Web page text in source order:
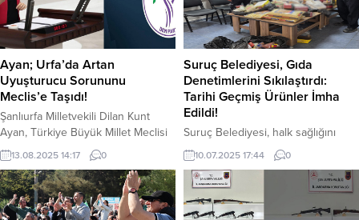
Ayan; Urfa’da Artan
Uyuşturucu Sorununu
Meclis’e Taşıdı!
Şanlıurfa Milletvekili Dilan Kunt
Ayan, Türkiye Büyük Millet Meclisi
(TBMM) Başkanlığı’na sunduğu
yazılı soru önergesiyle, Şanlıurfa’da
artan uyuşturucu bağımlılığına
dikkat çekti. Anayasa’nın 98. ve
TBMM İçtüzüğü’nün 96. ve 99.
13.08.2025 14:17 0
Suruç Belediyesi, Gıda
Denetimlerini Sıkılaştırdı:
Tarihi Geçmiş Ürünler İmha
Edildi!
Suruç Belediyesi, halk sağlığını
tehdit edebilecek unsurların
ortadan kaldırılması ve güvenli
tüketim ortamının sağlanması
amacıyla denetim faaliyetlerine
aralıksız devam etmektedir. Bu
10.07.2025 17:44 0